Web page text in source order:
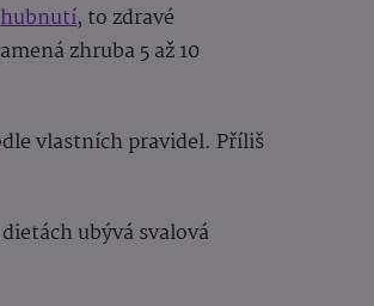
, to zdravé
zhruba 5 až 10
vlastních pravidel. Příliš
ubývá svalová